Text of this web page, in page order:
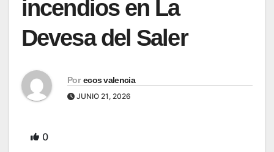
incendios en La
Devesa del Saler
Por ecos valencia
JUNIO 21, 2026
0